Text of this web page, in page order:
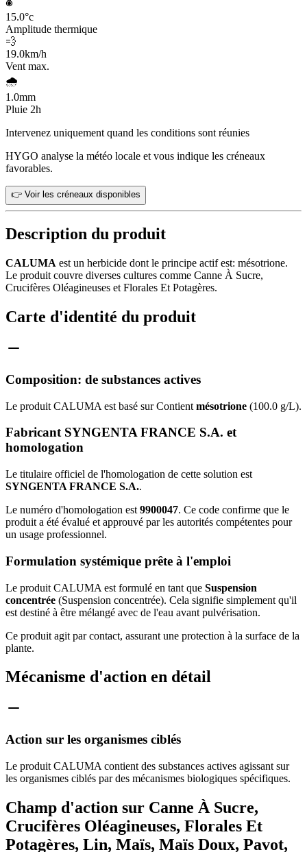
15.0°c
Amplitude thermique
💨
19.0km/h
Vent max.
🌧️
1.0mm
Pluie 2h
Intervenez uniquement quand les conditions sont réunies
HYGO analyse la météo locale et vous indique les créneaux
favorables.
👉 Voir les créneaux disponibles
Description du produit
CALUMA est un herbicide dont le principe actif est: mésotrione.
Le produit couvre diverses cultures comme Canne À Sucre,
Crucifères Oléagineuses et Florales Et Potagères.
Carte d'identité du produit
Composition: de substances actives
Le produit CALUMA est basé sur Contient mésotrione (100.0 g/L).
Fabricant SYNGENTA FRANCE S.A. et
homologation
Le titulaire officiel de l'homologation de cette solution est
SYNGENTA FRANCE S.A..
Le numéro d'homologation est 9900047. Ce code confirme que le
produit a été évalué et approuvé par les autorités compétentes pour
un usage professionnel.
Formulation systémique prête à l'emploi
Le produit CALUMA est formulé en tant que Suspension
concentrée (Suspension concentrée). Cela signifie simplement qu'il
est destiné à être mélangé avec de l'eau avant pulvérisation.
Ce produit agit par contact, assurant une protection à la surface de la
plante.
Mécanisme d'action en détail
Action sur les organismes ciblés
Le produit CALUMA contient des substances actives agissant sur
les organismes ciblés par des mécanismes biologiques spécifiques.
Champ d'action sur Canne À Sucre,
Crucifères Oléagineuses, Florales Et
Potagères, Lin, Maïs, Maïs Doux, Pavot,